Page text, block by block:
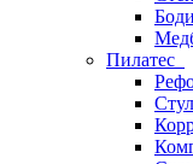
Пилатес